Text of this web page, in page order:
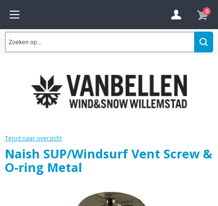
0
Terug naar overzicht
Naish SUP/Windsurf Vent Screw &
O-ring Metal